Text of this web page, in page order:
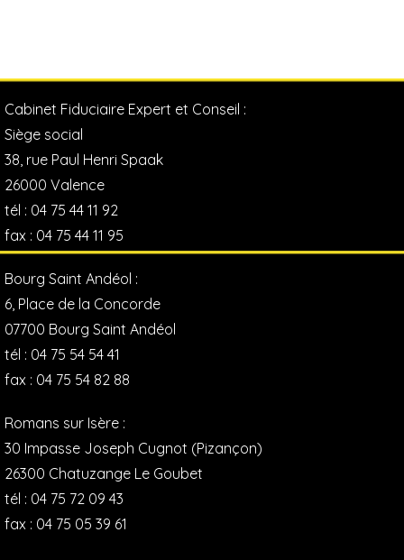
Cabinet Fiduciaire Expert et Conseil :
Siège social
38, rue Paul Henri Spaak
26000 Valence
tél : 04 75 44 11 92
fax : 04 75 44 11 95
Bourg Saint Andéol :
6, Place de la Concorde
07700 Bourg Saint Andéol
tél : 04 75 54 54 41
fax : 04 75 54 82 88
Romans sur Isère :
30 Impasse Joseph Cugnot (Pizançon)
26300 Chatuzange Le Goubet
tél : 04 75 72 09 43
fax : 04 75 05 39 61